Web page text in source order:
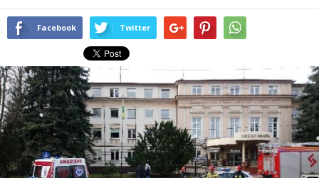
Facebook Twitter